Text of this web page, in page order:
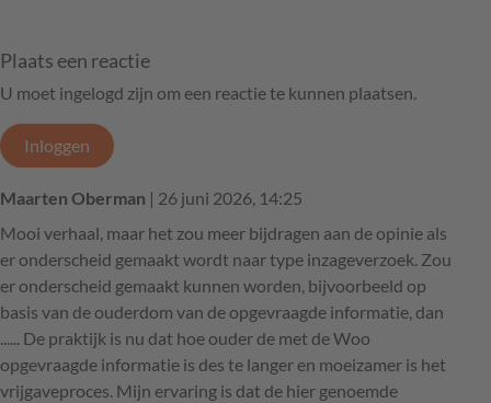
Plaats een reactie
U moet ingelogd zijn om een reactie te kunnen plaatsen.
Inloggen
Maarten Oberman | 26 juni 2026, 14:25
Mooi verhaal, maar het zou meer bijdragen aan de opinie als
er onderscheid gemaakt wordt naar type inzageverzoek. Zou
er onderscheid gemaakt kunnen worden, bijvoorbeeld op
basis van de ouderdom van de opgevraagde informatie, dan
...... De praktijk is nu dat hoe ouder de met de Woo
opgevraagde informatie is des te langer en moeizamer is het
vrijgaveproces. Mijn ervaring is dat de hier genoemde